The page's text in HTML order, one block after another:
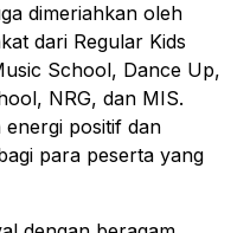
dimeriahkan oleh
dari Regular Kids
School, Dance Up,
NRG, dan MIS.
energi positif dan
para peserta yang